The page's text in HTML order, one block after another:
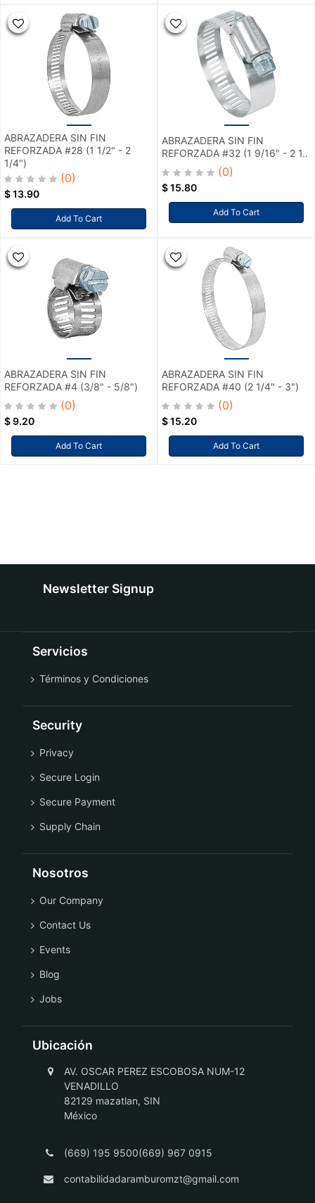
ABRAZADERA SIN FIN
REFORZADA #28 (1 1/2" - 2
1/4")
(0)
$13.90
Add To Cart
ABRAZADERA SIN FIN
REFORZADA #32 (1 9/16" - 2 1..
(0)
$15.80
Add To Cart
ABRAZADERA SIN FIN
REFORZADA #4 (3/8" - 5/8")
(0)
$9.20
Add To Cart
ABRAZADERA SIN FIN
REFORZADA #40 (2 1/4" - 3")
(0)
$15.20
Add To Cart
Newsletter Signup
Servicios
Términos y Condiciones
Security
Privacy
Secure Login
Secure Payment
Supply Chain
Nosotros
Our Company
Contact Us
Events
Blog
Jobs
Ubicación
AV. OSCAR PEREZ ESCOBOSA NUM-12
VENADILLO
82129 mazatlan, SIN
México
(669) 195 9500(669) 967 0915
contabilidadaramburomzt@gmail.com